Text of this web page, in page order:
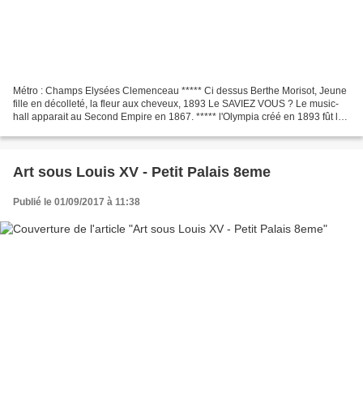
Métro : Champs Elysées Clemenceau ***** Ci dessus Berthe Morisot, Jeune
fille en décolleté, la fleur aux cheveux, 1893 Le SAVIEZ VOUS ? Le music-
hall apparait au Second Empire en 1867. ***** l'Olympia créé en 1893 fût le
Art sous Louis XV - Petit Palais 8eme
Publié le 01/09/2017 à 11:38